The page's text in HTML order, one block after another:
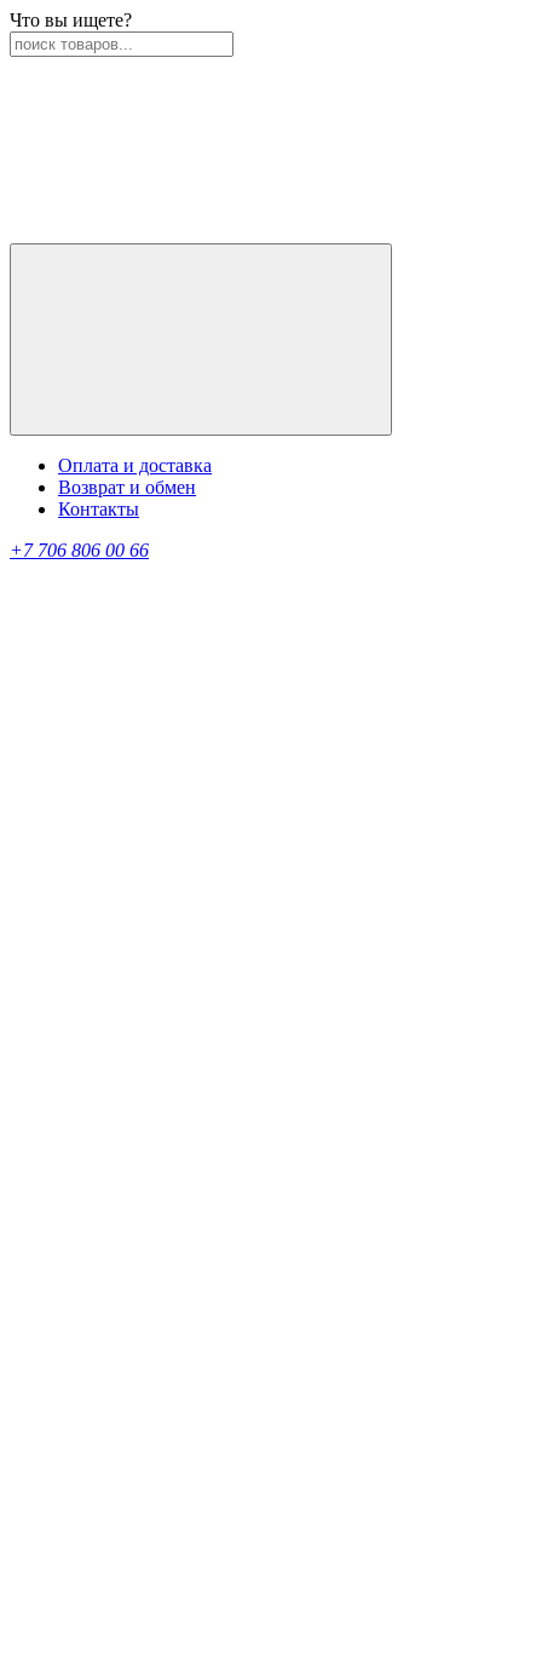
Что вы ищете?
Оплата и доставка
Возврат и обмен
Контакты
+7 706 806 00 66